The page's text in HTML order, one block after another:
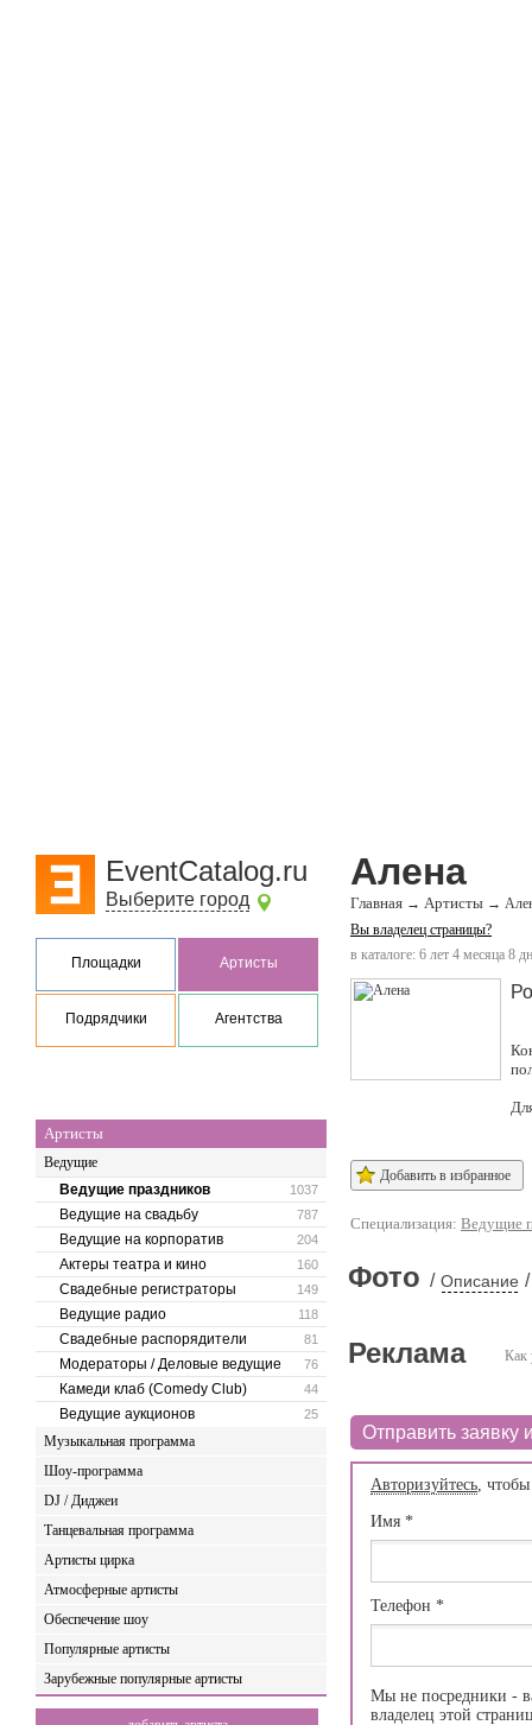
EventCatalog.ru
Выберите город
Площадки Артисты
Подрядчики Агентства
Артисты
Ведущие
1037
Ведущие праздников
787
Ведущие на свадьбу
204
Ведущие на корпоратив
160
Актеры театра и кино
149
Свадебные регистраторы
118
Ведущие радио
81
Свадебные распорядители
76
Модераторы / Деловые ведущие
44
Камеди клаб (Comedy Club)
25
Ведущие аукционов
Музыкальная программа
Шоу-программа
DJ / Диджеи
Танцевальная программа
Артисты цирка
Атмосферные артисты
Обеспечение шоу
Популярные артисты
Зарубежные популярные артисты
Алена
Главная → Артисты →
Вы владелец страницы?
в каталоге: 6 лет 4 месяца 8
Добавить в избранное
Специализация: Ведущие
Фото / Описание /
Как
Реклама
Отправить заявку
Авторизуйтесь,
Имя *
Телефон *
Мы не посредники -
владелец этой